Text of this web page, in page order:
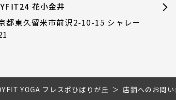
花小金井
都東久留米市前沢2-10-15 シャレー
YOGA フレスポひばりが丘 店舗へのお問い